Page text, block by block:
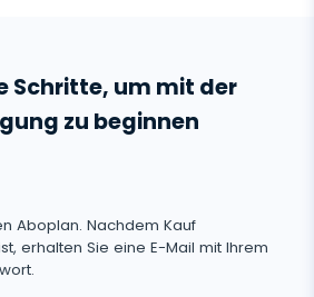
Schritte, um mit der
zu beginnen
Aboplan. Nachdem Kauf
erhalten Sie eine E-Mail mit Ihrem